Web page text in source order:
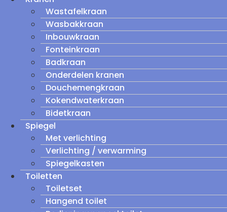
Wastafelkraan
Wasbakkraan
Inbouwkraan
Fonteinkraan
Badkraan
Onderdelen kranen
Douchemengkraan
Kokendwaterkraan
Bidetkraan
Spiegel
Met verlichting
Verlichting / verwarming
Spiegelkasten
Toiletten
Toiletset
Hangend toilet